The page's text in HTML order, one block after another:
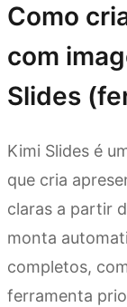
Como
com
Slides
Kimi Slides é
que cria
claras a partir
monta
completos,
ferramenta